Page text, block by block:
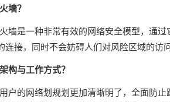
墙？
墙是一种非常有效的网络安全模型，通
连接，同时不会妨碍人们对风险区域的访
构与工作方式？
户的网络划规划更加清晰明了，全面防